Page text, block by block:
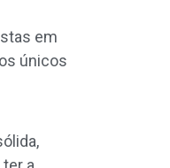
em
únicos